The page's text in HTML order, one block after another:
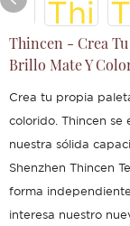
Thincen - Crea Tu
Brillo Mate Y
Crea tu propia
colorido. Thincen se
nuestra sólida
Shenzhen Thincen
forma
interesa nuestro